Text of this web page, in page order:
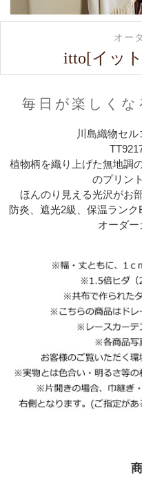
毎日が楽しくな
オー
itto[イッ
川島織物セル
植物柄を織り上げた無地調
のプリン
ほんのり見える光沢がお
防炎、遮光2級、保温ランク
オーダー